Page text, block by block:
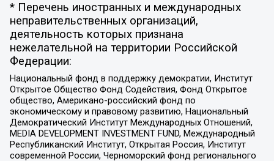
* Перечень иностранных и международных
неправительственных организаций,
деятельность которых признана
нежелательной на территории Российской
Федерации:
Национальный фонд в поддержку демократии, Институт
Открытое Общество Фонд Содействия, Фонд Открытое
общество, Американо-российский фонд по
экономическому и правовому развитию, Национальный
Демократический Институт Международных Отношений,
MEDIA DEVELOPMENT INVESTMENT FUND, Международный
Республиканский Институт, Открытая Россия, Институт
современной России, Черноморский фонд регионального